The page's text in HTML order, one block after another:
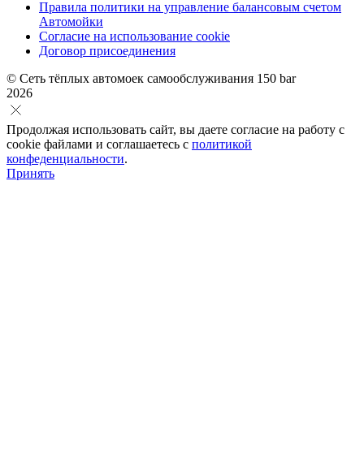
Правила политики на управление балансовым счетом
Автомойки
Согласие на использование cookie
Договор присоединения
© Сеть тёплых автомоек самообслуживания 150 bar
2026
Продолжая использовать сайт, вы даете согласие на работу с
cookie файлами и соглашаетесь с политикой
конфеденциальности.
Принять